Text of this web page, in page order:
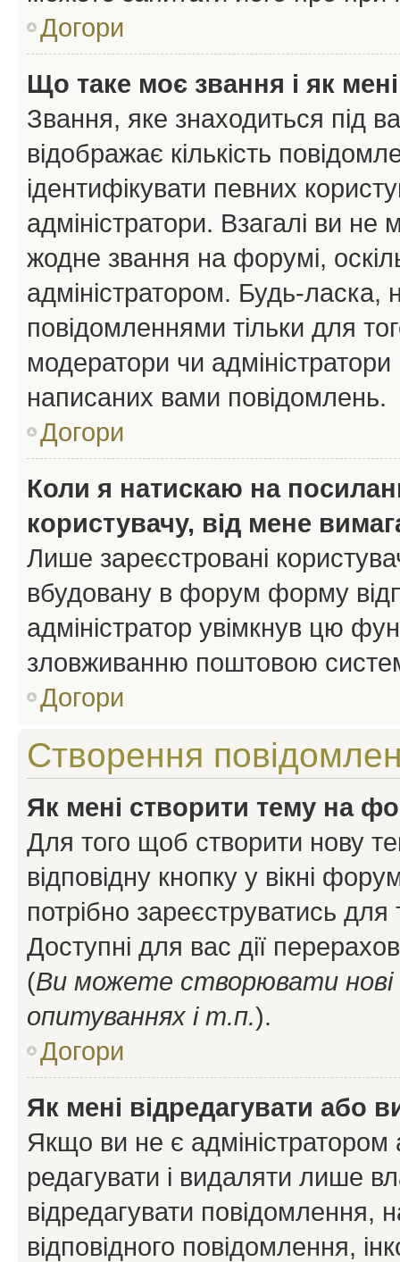
Догори
Що таке моє звання і як
Звання, яке знаходиться під
відображає кількість
ідентифікувати певних
адміністратори. Взагалі ви
жодне звання на форумі,
адміністратором. Будь-
повідомленнями тільки для
модератори чи
написаних вами повідомлень.
Догори
Коли я натискаю на
користувачу, від мене
Лише зареєстровані
вбудовану в форум форму
адміністратор увімкнув цю
зловживанню поштовою
Догори
Створення
Як мені створити тему на
Для того щоб створити нову
відповідну кнопку у вікні
потрібно зареєструватись
Доступні для вас дії
(Ви можете створювати
опитуваннях і т.п.).
Догори
Як мені відредагувати або
Якщо ви не є
редагувати і видаляти лише
відредагувати повідомлення,
відповідного повідомлення,